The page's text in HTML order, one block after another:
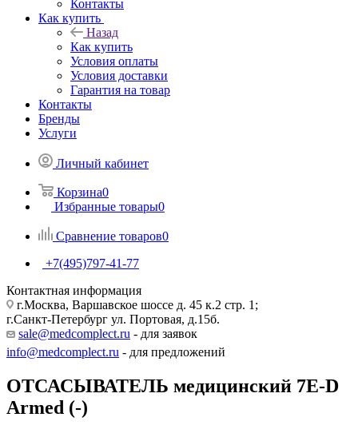
Контакты
Как купить
Назад
Как купить
Условия оплаты
Условия доставки
Гарантия на товар
Контакты
Бренды
Услуги
Личный кабинет
Корзина0
Избранные товары0
Сравнение товаров0
+7(495)797-41-77
Контактная информация
г.Москва, Варшавское шоссе д. 45 к.2 стр. 1;
г.Санкт-Петербург ул. Портовая, д.15б.
sale@medcomplect.ru - для заявок
info@medcomplect.ru - для предложений
ОТСАСЫВАТЕЛЬ медицинский 7E-D
Armed (-)